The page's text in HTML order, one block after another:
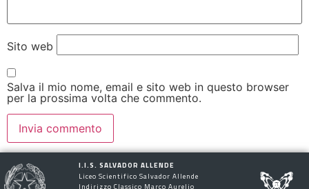
Sito web
Salva il mio nome, email e sito web in questo browser
per la prossima volta che commento.
I.I.S. SALVADOR ALLENDE
Liceo Scientifico Salvador Allende
Indirizzo Classico Marco Aurelio